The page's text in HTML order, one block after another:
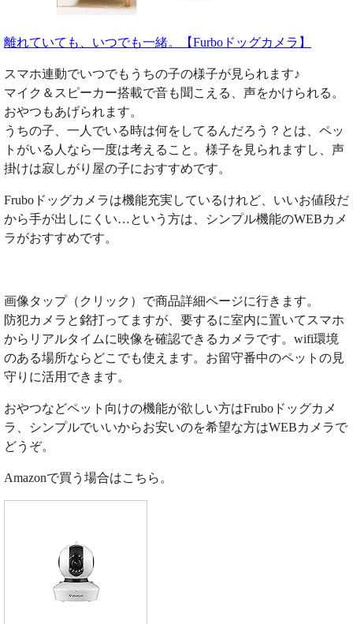
離れていても、いつでも一緒。【Furboドッグカメラ】
スマホ連動でいつでもうちの子の様子が見られます♪
マイク＆スピーカー搭載で音も聞こえる、声をかけられる。
おやつもあげられます。
うちの子、一人でいる時は何をしてるんだろう？とは、ペッ
トがいる人なら一度は考えること。様子を見られますし、声
掛けは寂しがり屋の子におすすめです。
Fruboドッグカメラは機能充実しているけれど、いいお値段だ
から手が出しにくい…という方は、シンプル機能のWEBカメ
ラがおすすめです。
画像タップ（クリック）で商品詳細ページに行きます。
防犯カメラと銘打ってますが、要するに室内に置いてスマホ
からリアルタイムに映像を確認できるカメラです。wifi環境
のある場所ならどこでも使えます。お留守番中のペットの見
守りに活用できます。
おやつなどペット向けの機能が欲しい方はFruboドッグカメ
ラ、シンプルでいいからお安いのを希望な方はWEBカメラで
どうぞ。
Amazonで買う場合はこちら。